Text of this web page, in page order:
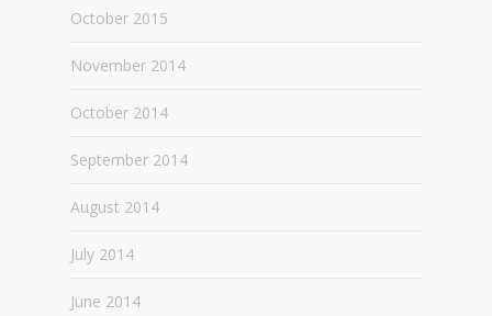
October 2015
November 2014
October 2014
September 2014
August 2014
July 2014
June 2014